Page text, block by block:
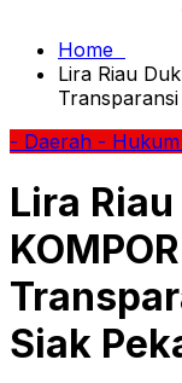
Home
Lira Riau
- Daerah -
Lira
Siak